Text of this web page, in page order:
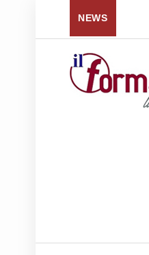
NEWS
per tornare a ...